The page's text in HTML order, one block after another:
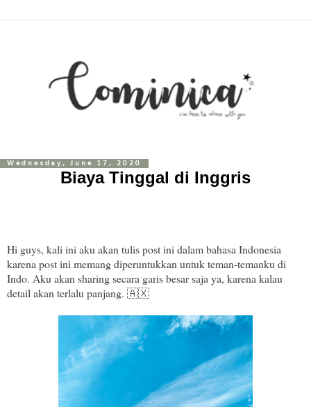
Wednesday, June 17, 2020
Biaya Tinggal di Inggris
Hi guys, kali ini aku akan tulis post ini dalam bahasa Indonesia
karena post ini memang diperuntukkan untuk teman-temanku di
Indo. Aku akan sharing secara garis besar saja ya, karena kalau
detail akan terlalu panjang. 🇦🇽